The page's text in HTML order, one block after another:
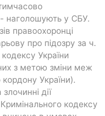
- наголошують у СБУ.
правоохоронці
про підозру за ч.
України
з метою зміни меж
України).
дії
кодексу